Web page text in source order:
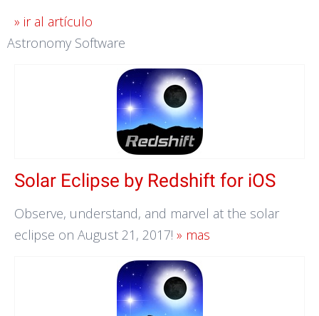
» ir al artículo
Astronomy Software
Solar Eclipse by Redshift for iOS
Observe, understand, and marvel at the solar
eclipse on August 21, 2017! » mas